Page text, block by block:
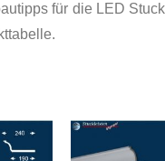
für die LED